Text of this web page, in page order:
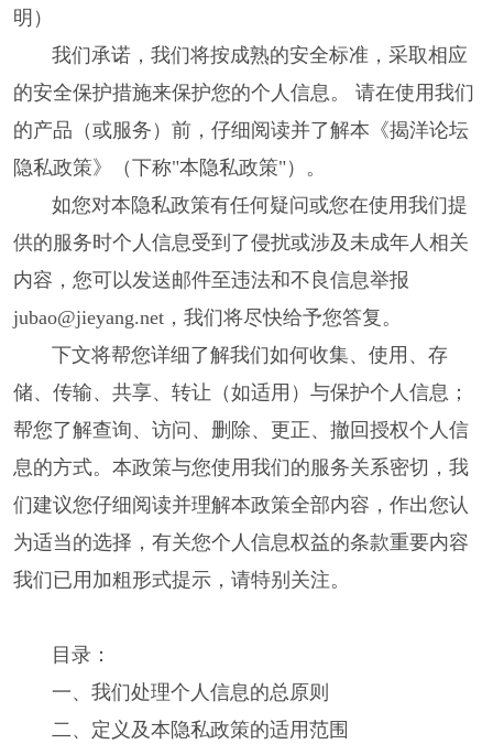
明）
我们承诺，我们将按成熟的安全标准，采取相应
的安全保护措施来保护您的个人信息。 请在使用我们
的产品（或服务）前，仔细阅读并了解本《揭洋论坛
隐私政策》（下称"本隐私政策"）。
如您对本隐私政策有任何疑问或您在使用我们提
供的服务时个人信息受到了侵扰或涉及未成年人相关
内容，您可以发送邮件至违法和不良信息举报
jubao@jieyang.net，我们将尽快给予您答复。
下文将帮您详细了解我们如何收集、使用、存
储、传输、共享、转让（如适用）与保护个人信息；
帮您了解查询、访问、删除、更正、撤回授权个人信
息的方式。本政策与您使用我们的服务关系密切，我
们建议您仔细阅读并理解本政策全部内容，作出您认
为适当的选择，有关您个人信息权益的条款重要内容
我们已用加粗形式提示，请特别关注。
目录：
一、我们处理个人信息的总原则
二、定义及本隐私政策的适用范围